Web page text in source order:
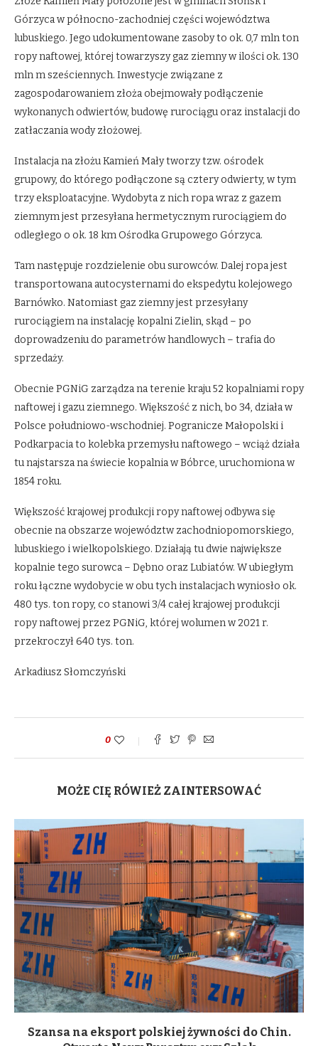
Górzyca w północno-zachodniej części województwa
lubuskiego. Jego udokumentowane zasoby to ok. 0,7 mln ton
ropy naftowej, której towarzyszy gaz ziemny w ilości ok. 130
mln m sześciennych. Inwestycje związane z
zagospodarowaniem złoża obejmowały podłączenie
wykonanych odwiertów, budowę rurociągu oraz instalacji do
zatłaczania wody złożowej.
Instalacja na złożu Kamień Mały tworzy tzw. ośrodek
grupowy, do którego podłączone są cztery odwierty, w tym
trzy eksploatacyjne. Wydobyta z nich ropa wraz z gazem
ziemnym jest przesyłana hermetycznym rurociągiem do
odległego o ok. 18 km Ośrodka Grupowego Górzyca.
Tam następuje rozdzielenie obu surowców. Dalej ropa jest
transportowana autocysternami do ekspedytu kolejowego
Barnówko. Natomiast gaz ziemny jest przesyłany
rurociągiem na instalację kopalni Zielin, skąd – po
doprowadzeniu do parametrów handlowych – trafia do
sprzedaży.
Obecnie PGNiG zarządza na terenie kraju 52 kopalniami ropy
naftowej i gazu ziemnego. Większość z nich, bo 34, działa w
Polsce południowo-wschodniej. Pogranicze Małopolski i
Podkarpacia to kolebka przemysłu naftowego – wciąż działa
tu najstarsza na świecie kopalnia w Bóbrce, uruchomiona w
1854 roku.
Większość krajowej produkcji ropy naftowej odbywa się
obecnie na obszarze województw zachodniopomorskiego,
lubuskiego i wielkopolskiego. Działają tu dwie największe
kopalnie tego surowca – Dębno oraz Lubiatów. W ubiegłym
roku łączne wydobycie w obu tych instalacjach wyniosło ok.
480 tys. ton ropy, co stanowi 3/4 całej krajowej produkcji
ropy naftowej przez PGNiG, której wolumen w 2021 r.
przekroczył 640 tys. ton.
Arkadiusz Słomczyński
0
MOŻE CIĘ RÓWIEŻ ZAINTERSOWAĆ
Szansa na eksport polskiej żywności do Chin.